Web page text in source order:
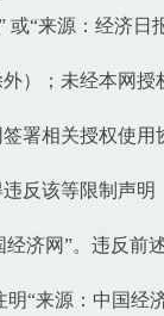
或“来源：经济日
）；未经本网授
署相关授权使用
反该等限制声明
济网”。违反前
“来源：中国经